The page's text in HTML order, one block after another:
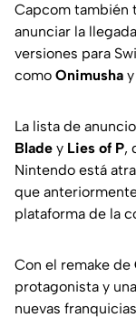
Capcom también
anunciar la
versiones para
como Onimusha y
La lista de
Blade y Lies of P,
Nintendo está
que
plataforma de la
Con el remake de
protagonista y
nuevas